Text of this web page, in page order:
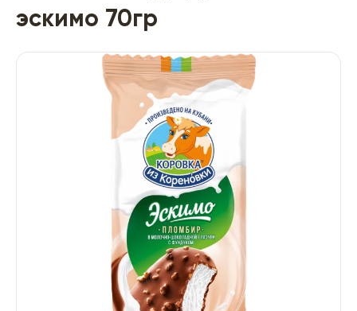
эскимо 70гр